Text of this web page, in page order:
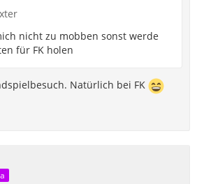
nicht zu mobben sonst werde
für FK holen
Natürlich bei FK